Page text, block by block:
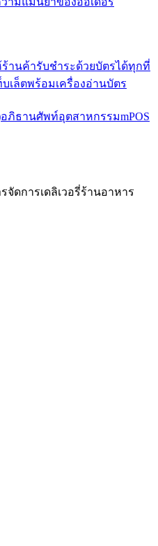
านค้ารับชำระด้วยบัตรได้ทุกที่
เล็ตพร้อมเครื่องอ่านบัตร
อภิธานศัพท์อุตสาหกรรมmPOS
ดการเดลิเวอรี่ร้านอาหาร